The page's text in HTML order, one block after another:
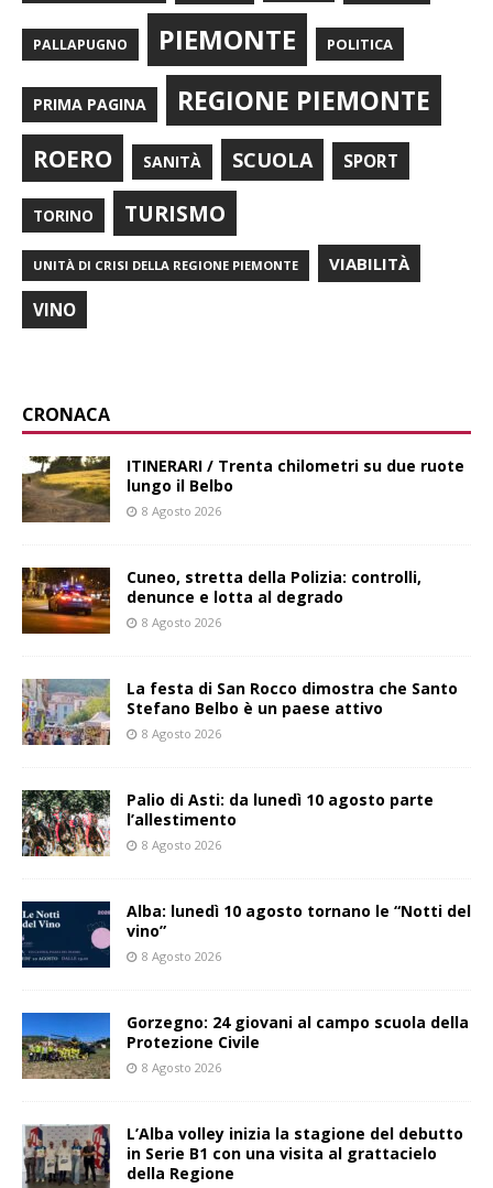
PALLAPUGNO PIEMONTE POLITICA
PRIMA PAGINA REGIONE PIEMONTE
ROERO SANITÀ SCUOLA SPORT
TORINO TURISMO
UNITÀ DI CRISI DELLA REGIONE PIEMONTE VIABILITÀ
VINO
CRONACA
ITINERARI / Trenta chilometri su due ruote
lungo il Belbo
8 Agosto 2026
Cuneo, stretta della Polizia: controlli,
denunce e lotta al degrado
8 Agosto 2026
La festa di San Rocco dimostra che Santo
Stefano Belbo è un paese attivo
8 Agosto 2026
Palio di Asti: da lunedì 10 agosto parte
l’allestimento
8 Agosto 2026
Alba: lunedì 10 agosto tornano le “Notti del
vino”
8 Agosto 2026
Gorzegno: 24 giovani al campo scuola della
Protezione Civile
8 Agosto 2026
L’Alba volley inizia la stagione del debutto
in Serie B1 con una visita al grattacielo
della Regione